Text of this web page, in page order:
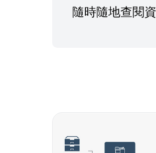
隨時隨地查閱